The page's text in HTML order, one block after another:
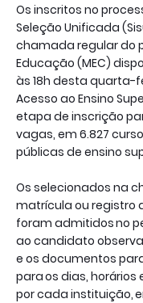
Os inscritos no
Seleção Unificada
chamada regular do
Educação (MEC)
às 18h desta quarta-
Acesso ao Ensino
etapa de inscrição
vagas, em 6.827
públicas de ensino
Os selecionados na
matrícula ou registro
foram admitidos no
ao candidato
e os documentos
para os dias,
por cada instituição,